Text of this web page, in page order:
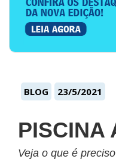
BLOG 23/5/2021
PISCINA
Veja o que é